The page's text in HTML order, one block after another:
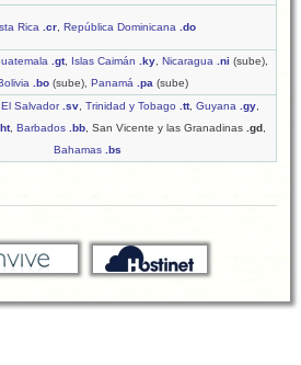
Rica .cr República Dominicana .do
.gt, Islas Caimán .ky, Nicaragua .ni (sube),
.bo(sube), Panamá .pa (sube)
El Salvador .sv, Trinidad y Tobago .tt, Guyana .gy,
.ht, Barbados .bb , San Vicente y las Granadinas .gd
Bahamas .bs